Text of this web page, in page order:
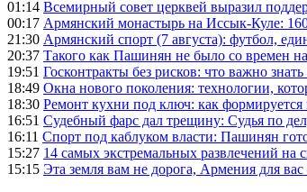
01:14 Всемирный совет церквей выразил
00:17 Армянский монастырь на Иссык-Куле:
21:30 Армянский спорт (7 августа): футбол,
20:37 Такого как Пашинян не было со времен
19:51 Госконтракты без рисков: что важно
18:49 Окна нового поколения: технологии,
18:30 Ремонт кухни под ключ: как формируется
16:51 Судебный фарс дал трещину: Судья по
16:11 Спорт под каблуком власти: Пашинян
15:27 14 самых экстремальных развлечений на
15:15 Эта земля вам не дорога, Армения для